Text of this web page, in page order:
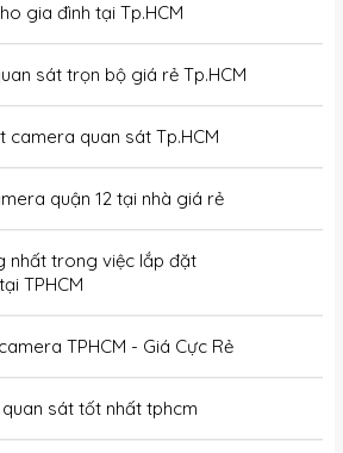
gia đình tại Tp.HCM
sát trọn bộ giá rẻ Tp.HCM
camera quan sát Tp.HCM
quận 12 tại nhà giá rẻ
nhất trong việc lắp đặt
TPHCM
TPHCM - Giá Cực Rẻ
sát tốt nhất tphcm